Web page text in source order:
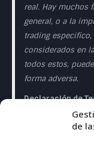
de
real. Hay muchos
general, o a la
trading
considerados en
todos estos,
forma adversa.
Declaración de
Los testimonios